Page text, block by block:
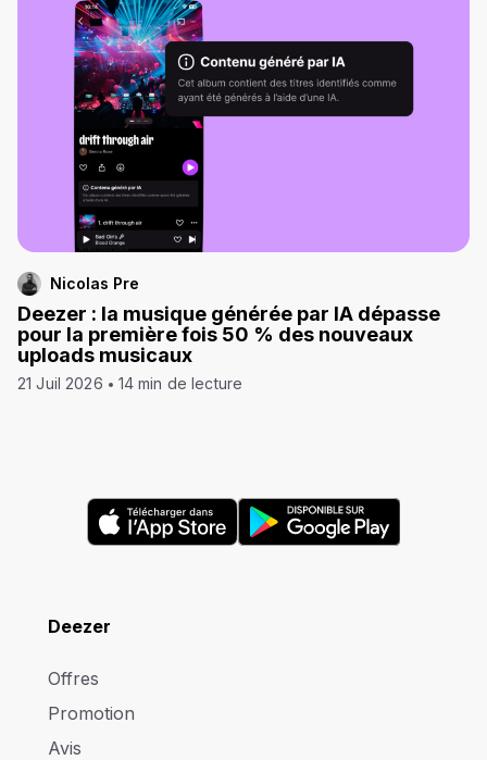
Nicolas Pre
Deezer : la musique générée par IA dépasse
pour la première fois 50 % des nouveaux
uploads musicaux
21 Juil 2026 14 min de lecture
Deezer
Offres
Promotion
Avis